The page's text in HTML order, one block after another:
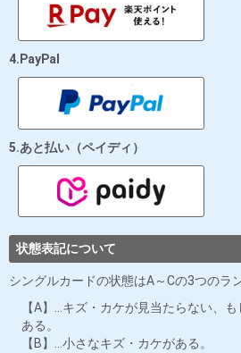
4.PayPal
5.あと払い（ペイディ）
状態表記について
シングルカードの状態はA～Cの3つのラ
【A】…キズ・カケが見当たらない、
ある。
【B】…小さなキズ・カケがある。